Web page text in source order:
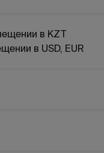
в KZT
в USD, EUR